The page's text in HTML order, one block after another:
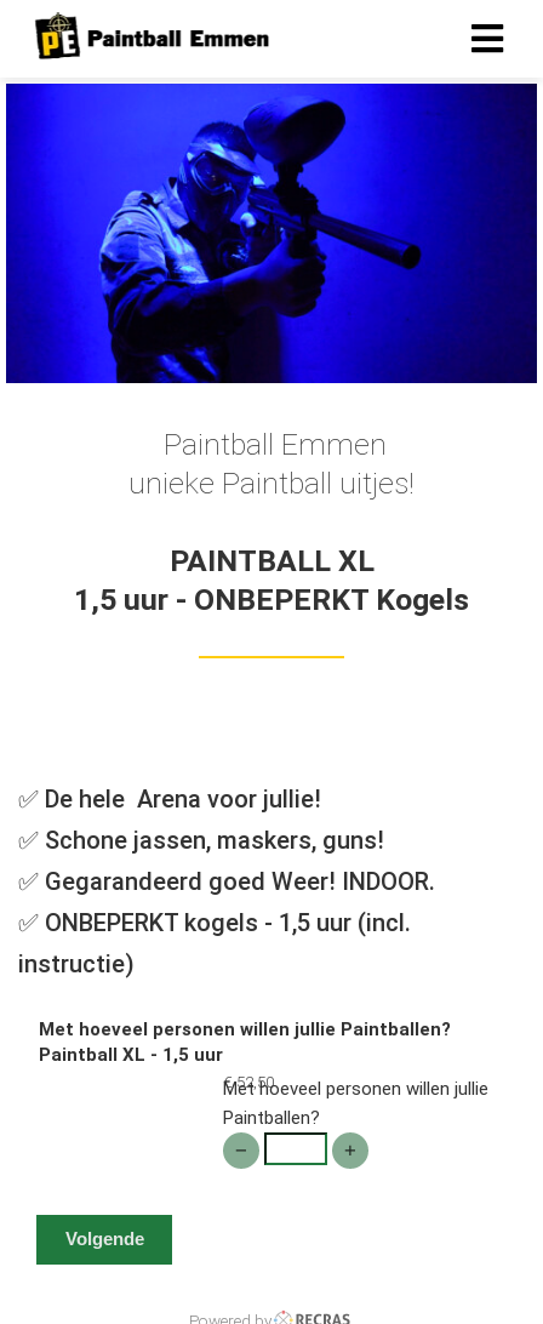
Paintball Emmen
unieke Paintball uitjes!
PAINTBALL XL
1,5 uur - ONBEPERKT Kogels
✅ De hele Arena voor jullie!
✅ Schone jassen, maskers, guns!
✅ Gegarandeerd goed Weer! INDOOR.
✅ ONBEPERKT kogels - 1,5 uur (incl.
instructie)
Met hoeveel personen willen jullie Paintballen?
Paintball XL - 1,5 uur
€ 52,50
Met hoeveel personen willen jullie
Paintballen?
Volgende
Powered by